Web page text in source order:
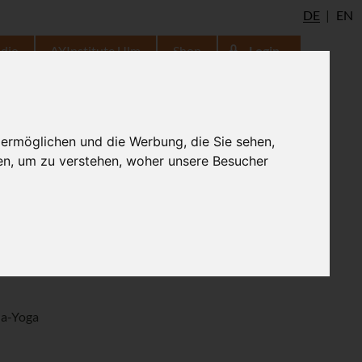
und die Werbung, die Sie sehen,
um zu verstehen, woher unsere Besucher
DE EN
AYInstitute Ulm Shop Login
Asana
der Hatha-Yoga Pradipika
Yoga